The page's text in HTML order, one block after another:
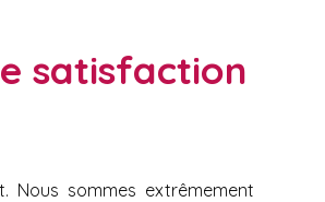
satisfaction
Nous sommes extrêmement